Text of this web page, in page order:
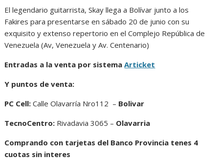
El legendario guitarrista, Skay llega a Bolívar junto a los
Fakires para presentarse en sábado 20 de junio con su
exquisito y extenso repertorio en el Complejo República de
Venezuela (Av, Venezuela y Av. Centenario)
Entradas a la venta por sistemaArticket
Y puntos de venta:
PC Cell: Calle Olavarría Nro112 – Bolivar
TecnoCentro: Rivadavia 3065 – Olavarria
Comprando con tarjetas del Banco Provincia tenes 4
cuotas sin interes